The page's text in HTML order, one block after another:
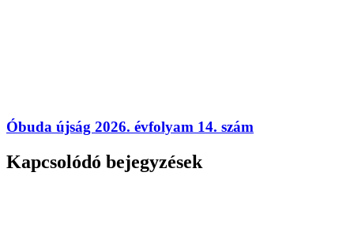
Óbuda újság 2026. évfolyam 14. szám
Kapcsolódó bejegyzések